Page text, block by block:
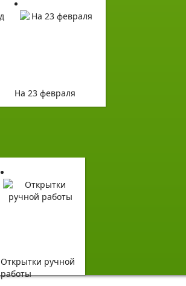
На 23 февраля
Открытки ручной
работы